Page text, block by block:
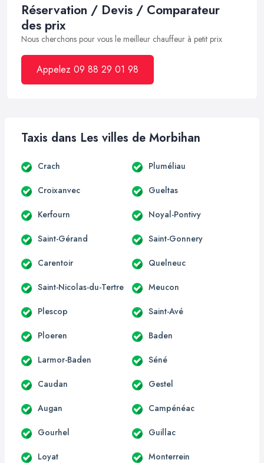
Réservation / Devis / Comparateur
des prix
Nous cherchons pour vous le meilleur chauffeur à petit prix
Appelez 09 88 29 01 98
Taxis dans Les villes de Morbihan
Crach Pluméliau
Croixanvec Gueltas
Kerfourn Noyal-Pontivy
Saint-Gérand Saint-Gonnery
Carentoir Quelneuc
Saint-Nicolas-du-Tertre Meucon
Plescop Saint-Avé
Ploeren Baden
Larmor-Baden Séné
Caudan Gestel
Augan Campénéac
Gourhel Guillac
Loyat Monterrein